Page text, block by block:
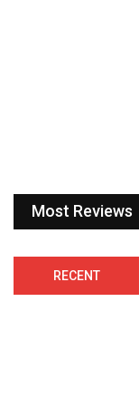
Most Reviews
RECENT